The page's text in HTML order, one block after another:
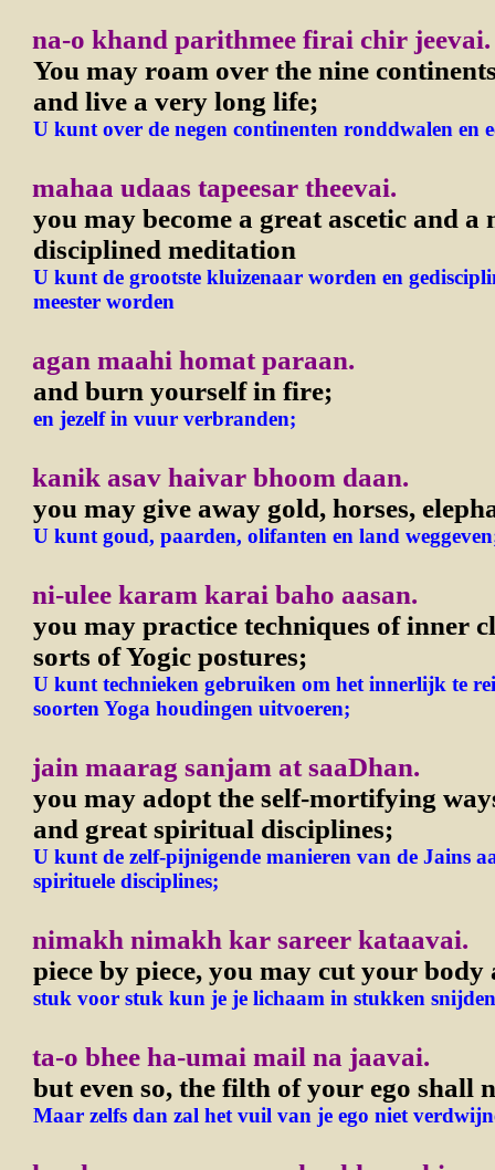
na-o khand parithmee firai chir jeevai.
You may roam over the nine
and live a very long life;
U kunt over de negen continenten ronddwalen en
mahaa udaas tapeesar theevai.
you may become a great ascetic and a
disciplined meditation
U kunt de grootste kluizenaar worden en
meester worden
agan maahi homat paraan.
and burn yourself in fire;
en jezelf in vuur verbranden;
kanik asav haivar bhoom daan.
you may give away gold, horses,
U kunt goud, paarden, olifanten en land
ni-ulee karam karai baho aasan.
you may practice techniques of inner
sorts of Yogic postures;
U kunt technieken gebruiken om het innerlijk te
soorten Yoga houdingen uitvoeren;
jain maarag sanjam at saaDhan.
you may adopt the self-mortifying
and great spiritual disciplines;
U kunt de zelf-pijnigende manieren van de Jains
spirituele disciplines;
nimakh nimakh kar sareer kataavai.
piece by piece, you may cut your body
stuk voor stuk kun je je lichaam in stukken
ta-o bhee ha-umai mail na jaavai.
but even so, the filth of your ego shall
Maar zelfs dan zal het vuil van je ego niet